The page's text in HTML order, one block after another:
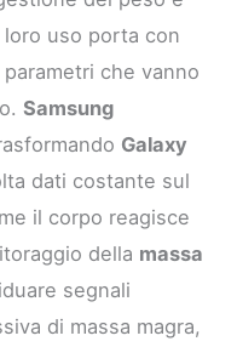
uso porta con
che vanno
Samsung
Galaxy
dati costante sul
il corpo reagisce
della massa
segnali
di massa magra,